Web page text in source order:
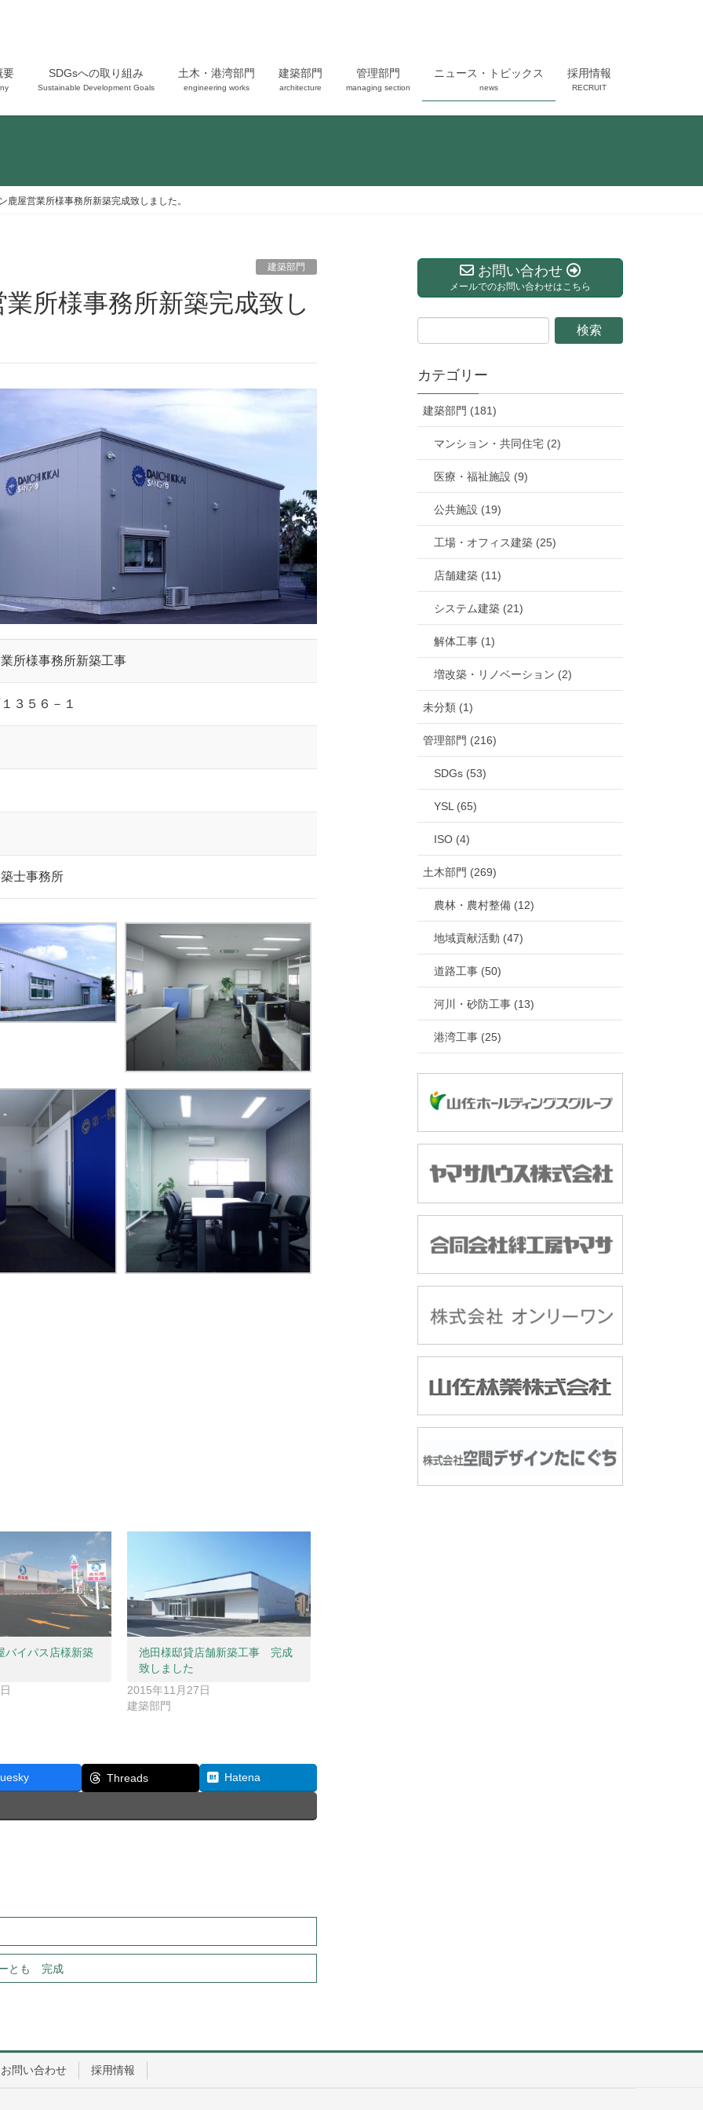
要 SDGsへの取り組み
Sustainable Development Goals
土木・港湾部門
engineering works
建築部門
architecture
管理部門
managing section
ニュース・トピックス
news
採用情報
RECRUIT
鹿屋営業所様事務所新築完成致しました。
建築部門
所様事務所新築工事
３５６－１
士事務所
バイパス店様新築
池田様邸貸店舗新築工事 完成
致しました
2015年11月27日
建築部門
Threads Hatena
ーとも 完成
お問い合わせ
メールでのお問い合わせはこちら
カテゴリー
建築部門 (181)
マンション・共同住宅 (2)
医療・福祉施設 (9)
公共施設 (19)
工場・オフィス建築 (25)
店舗建築 (11)
システム建築 (21)
解体工事 (1)
増改築・リノベーション (2)
未分類 (1)
管理部門 (216)
SDGs (53)
YSL (65)
ISO (4)
土木部門 (269)
農林・農村整備 (12)
地域貢献活動 (47)
道路工事 (50)
河川・砂防工事 (13)
港湾工事 (25)
お問い合わせ 採用情報